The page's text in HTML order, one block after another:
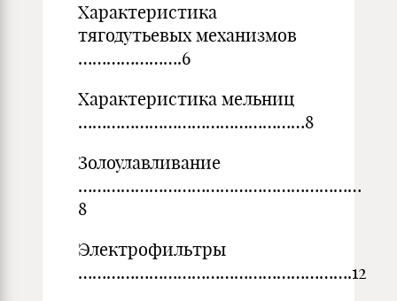
Характеристика
тягодутьевых механизмов
………………….6
Характеристика мельниц
…………………………………………8
Золоулавливание
……………………………………………………
8
Электрофильтры
………………………………………………….12